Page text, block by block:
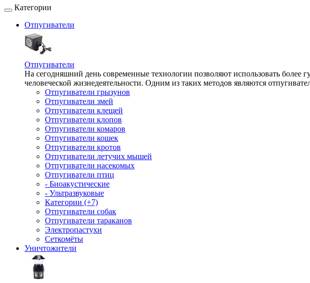
Категории
Отпугиватели
Отпугиватели
На сегодняшний день современные технологии позволяют использовать более
человеческой жизнедеятельности. Одним из таких методов являются
Отпугиватели грызунов
Отпугиватели змей
Отпугиватели клещей
Отпугиватели клопов
Отпугиватели комаров
Отпугиватели кошек
Отпугиватели кротов
Отпугиватели летучих мышей
Отпугиватели насекомых
Отпугиватели птиц
- Биоакустические
- Ультразвуковые
Категории (+7)
Отпугиватели собак
Отпугиватели тараканов
Электропастухи
Сеткомёты
Уничтожители